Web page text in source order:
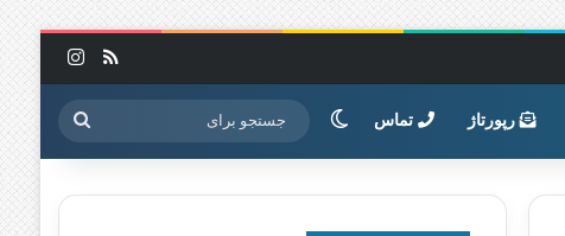
خوراک
رپورتاژ تماس تغییر پوسته جستجو
برای